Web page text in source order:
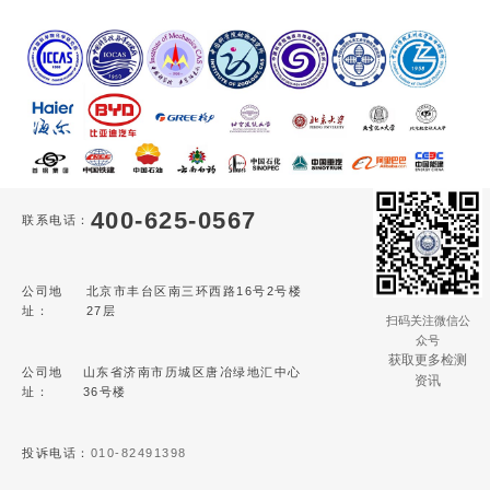
联系电话： 400-625-0567
公司地
址：
北京市丰台区南三环西路16号2号楼
27层
公司地
址：
山东省济南市历城区唐冶绿地汇中心
36号楼
投诉电话： 010-82491398
扫码关注微信公
众号
获取更多检测
资讯